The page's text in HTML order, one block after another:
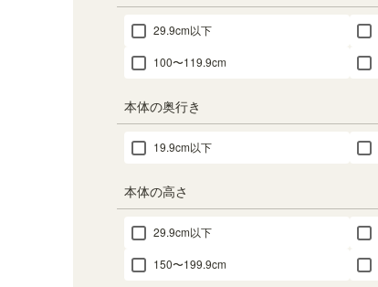
29.9cm以下
100〜119.9cm
本体の奥行き
19.9cm以下
本体の高さ
29.9cm以下
150〜199.9cm